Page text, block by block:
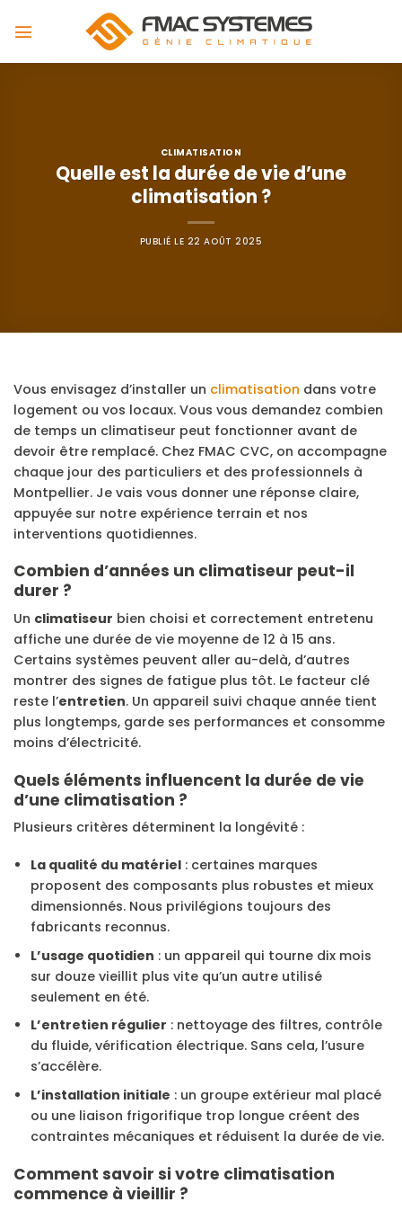
au
CLIMATISATION
Quelle est la durée de vie d’une
climatisation ?
PUBLIÉ LE 22 AOÛT 2025
Vous envisagez d’installer un climatisation dans votre
logement ou vos locaux. Vous vous demandez combien
de temps un climatiseur peut fonctionner avant de
devoir être remplacé. Chez FMAC CVC, on accompagne
chaque jour des particuliers et des professionnels à
Montpellier. Je vais vous donner une réponse claire,
appuyée sur notre expérience terrain et nos
interventions quotidiennes.
Combien d’années un climatiseur peut-il
durer ?
Un climatiseur bien choisi et correctement entretenu
affiche une durée de vie moyenne de 12 à 15 ans.
Certains systèmes peuvent aller au-delà, d’autres
montrer des signes de fatigue plus tôt. Le facteur clé
reste l’entretien. Un appareil suivi chaque année tient
plus longtemps, garde ses performances et consomme
moins d’électricité.
Quels éléments influencent la durée de vie
d’une climatisation ?
Plusieurs critères déterminent la longévité :
La qualité du matériel: certaines marques
proposent des composants plus robustes et mieux
dimensionnés. Nous privilégions toujours des
fabricants reconnus.
L’usage quotidien : un appareil qui tourne dix mois
sur douze vieillit plus vite qu’un autre utilisé
seulement en été.
L’entretien régulier : nettoyage des filtres, contrôle
du fluide, vérification électrique. Sans cela, l’usure
s’accélère.
L’installation initiale : un groupe extérieur mal placé
ou une liaison frigorifique trop longue créent des
contraintes mécaniques et réduisent la durée de vie.
Comment savoir si votre climatisation
commence à vieillir ?